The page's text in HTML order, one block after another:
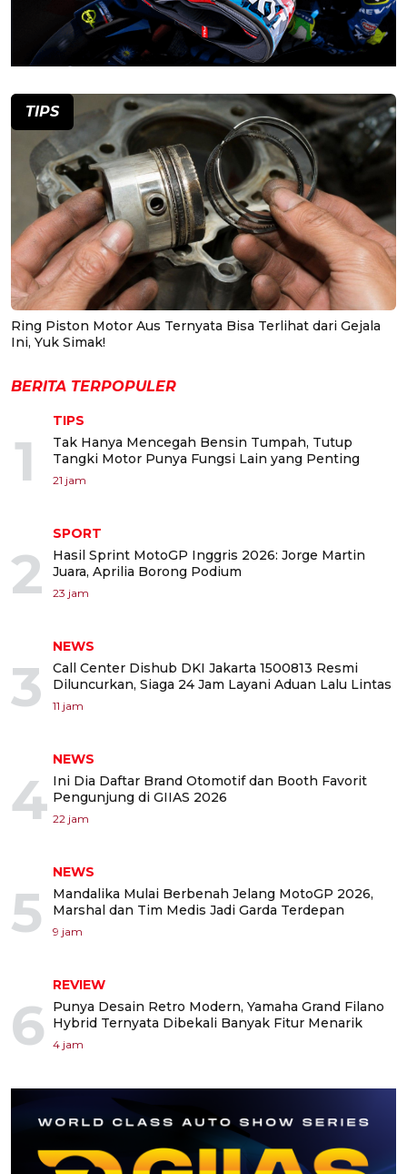
TIPS
Ring Piston Motor Aus Ternyata Bisa Terlihat dari Gejala
Ini, Yuk Simak!
BERITA TERPOPULER
1
TIPS
Tak Hanya Mencegah Bensin Tumpah, Tutup
Tangki Motor Punya Fungsi Lain yang Penting
21 jam
2
SPORT
Hasil Sprint MotoGP Inggris 2026: Jorge Martin
Juara, Aprilia Borong Podium
23 jam
3
NEWS
Call Center Dishub DKI Jakarta 1500813 Resmi
Diluncurkan, Siaga 24 Jam Layani Aduan Lalu Lintas
11 jam
4
NEWS
Ini Dia Daftar Brand Otomotif dan Booth Favorit
Pengunjung di GIIAS 2026
22 jam
5
NEWS
Mandalika Mulai Berbenah Jelang MotoGP 2026,
Marshal dan Tim Medis Jadi Garda Terdepan
9 jam
6
REVIEW
Punya Desain Retro Modern, Yamaha Grand Filano
Hybrid Ternyata Dibekali Banyak Fitur Menarik
4 jam